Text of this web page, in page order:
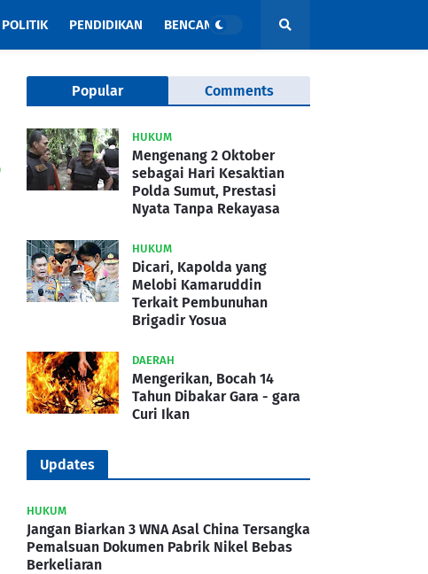
POLITIK PENDIDIKAN BENCANA
Popular Comments
HUKUM
Mengenang 2 Oktober
sebagai Hari Kesaktian
Polda Sumut, Prestasi
Nyata Tanpa Rekayasa
HUKUM
Dicari, Kapolda yang
Melobi Kamaruddin
Terkait Pembunuhan
Brigadir Yosua
DAERAH
Mengerikan, Bocah 14
Tahun Dibakar Gara - gara
Curi Ikan
Updates
HUKUM
Jangan Biarkan 3 WNA Asal China Tersangka
Pemalsuan Dokumen Pabrik Nikel Bebas
Berkeliaran